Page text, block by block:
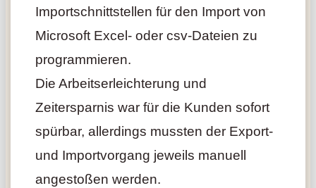
Importschnittstellen für den Import von
Microsoft Excel- oder csv-Dateien zu
programmieren.
Die Arbeitserleichterung und
Zeitersparnis war für die Kunden sofort
spürbar, allerdings mussten der Export-
und Importvorgang jeweils manuell
angestoßen werden.